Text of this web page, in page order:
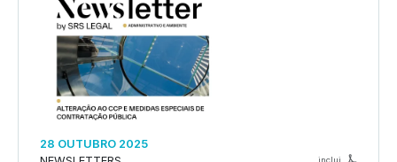
28 OUTUBRO 2025
inclui